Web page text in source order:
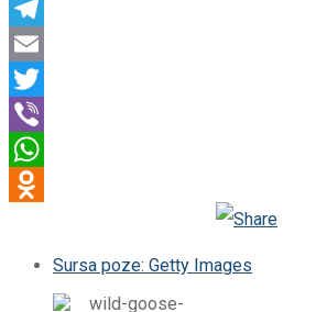
Odnoklassniki
Sursa poze: Getty Images